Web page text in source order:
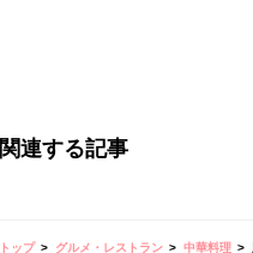
関連する記事
トップ グルメ・レストラン 中華料理